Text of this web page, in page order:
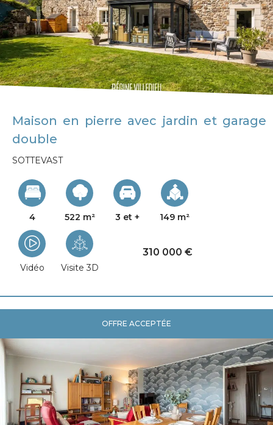
Maison en pierre avec jardin et garage
double
SOTTEVAST
4 522 m² 3 et + 149 m²
Vidéo Visite 3D
310 000 €
OFFRE ACCEPTÉE